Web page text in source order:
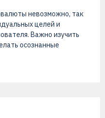
невозможно, так
целей и
Важно изучить
осознанные